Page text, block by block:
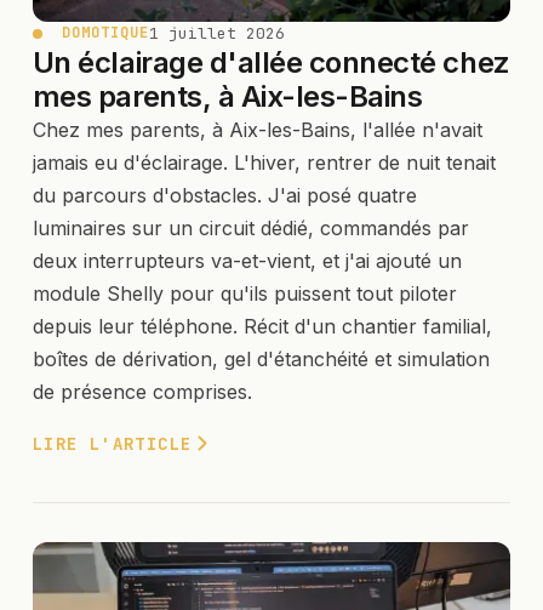
DOMOTIQUE1 juillet 2026
Un éclairage d'allée connecté chez
mes parents, à Aix-les-Bains
Chez mes parents, à Aix-les-Bains, l'allée n'avait
jamais eu d'éclairage. L'hiver, rentrer de nuit tenait
du parcours d'obstacles. J'ai posé quatre
luminaires sur un circuit dédié, commandés par
deux interrupteurs va-et-vient, et j'ai ajouté un
module Shelly pour qu'ils puissent tout piloter
depuis leur téléphone. Récit d'un chantier familial,
boîtes de dérivation, gel d'étanchéité et simulation
de présence comprises.
LIRE L'ARTICLE